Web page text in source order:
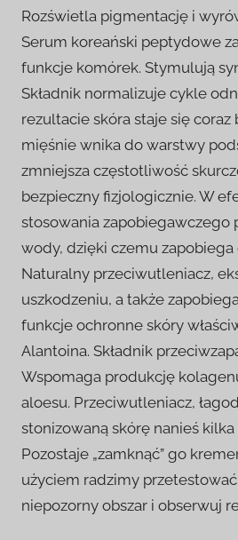
Rozświetla pigmentację i
Serum koreański peptydowe
funkcje komórek. Stymulują
Składnik normalizuje cykle
rezultacie skóra staje się
mięśnie wnika do warstwy
zmniejsza częstotliwość
bezpieczny fizjologicznie. W
stosowania zapobiegawczego
wody, dzięki czemu
Naturalny przeciwutleniacz,
uszkodzeniu, a także
funkcje ochronne skóry
Alantoina. Składnik
Wspomaga produkcję
aloesu. Przeciwutleniacz,
stonizowaną skórę nanieś
Pozostaje „zamknąć” go
użyciem radzimy
niepozorny obszar i obserwuj